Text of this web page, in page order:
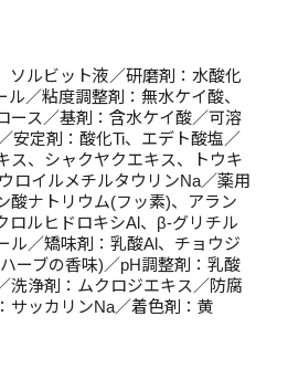
ソルビット液／研磨剤：水酸化
／粘度調整剤：無水ケイ酸、
ース／基剤：含水ケイ酸／可溶
安定剤：酸化Ti、エデト酸塩／
ス、シャクヤクエキス、トウキ
ロイルメチルタウリンNa／薬用
酸ナトリウム(フッ素)、アラン
ロルヒドロキシAl、β-グリチル
ル／矯味剤：乳酸Al、チョウジ
ーブの香味)／pH調整剤：乳酸
洗浄剤：ムクロジエキス／防腐
サッカリンNa／着色剤：黄